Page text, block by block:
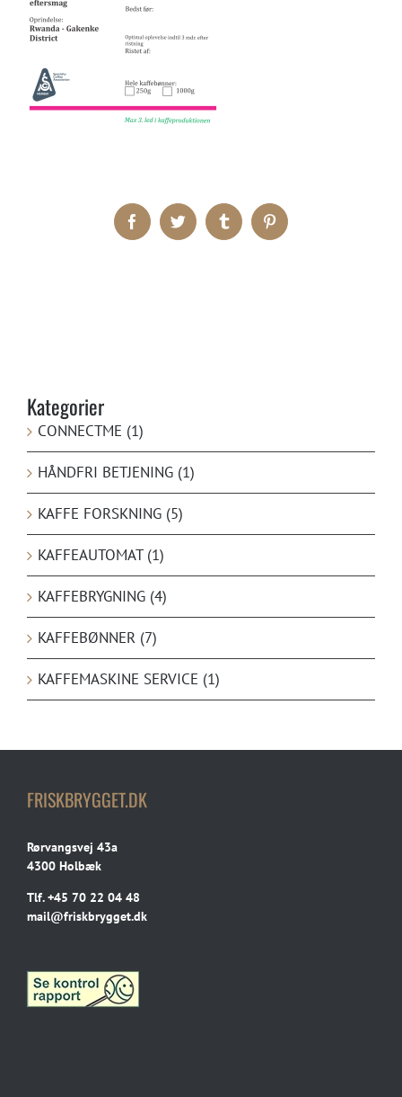
FacebookTwitter TumblrPinterest
Kategorier
CONNECTME (1)
HÅNDFRI BETJENING (1)
KAFFE FORSKNING (5)
KAFFEAUTOMAT (1)
KAFFEBRYGNING (4)
KAFFEBØNNER (7)
KAFFEMASKINE SERVICE (1)
FRISKBRYGGET.DK
Rørvangsvej 43a
4300 Holbæk
Tlf.+45 70 22 04 48
mail@friskbrygget.dk